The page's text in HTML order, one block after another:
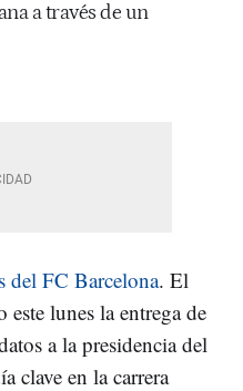
a través de un
del FC Barcelona. El
este lunes la entrega de
a la presidencia del
clave en la carrera